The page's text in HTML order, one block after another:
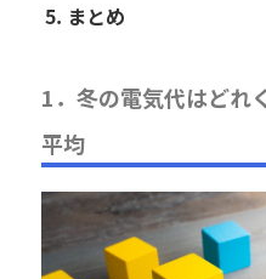
まとめ
1．冬の電気代はどれ
平均